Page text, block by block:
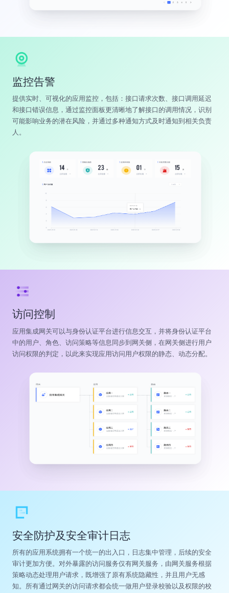
监控告警
提供实时、可视化的应用监控，包括：接口请求次数、接口调用延迟
和接口错误信息，通过监控面板更清晰地了解接口的调用情况，识别
可能影响业务的潜在风险，并通过多种通知方式及时通知到相关负责
人。
访问控制
应用集成网关可以与身份认证平台进行信息交互，并将身份认证平台
中的用户、角色、访问策略等信息同步到网关侧，在网关侧进行用户
访问权限的判定，以此来实现应用访问用户权限的静态、动态分配。
安全防护及安全审计日志
所有的应用系统拥有一个统一的出入口，日志集中管理，后续的安全
审计更加方便。对外暴露的访问服务仅有网关服务，由网关服务根据
策略动态处理用户请求，既增强了原有系统隐藏性，并且用户无感
知。所有通过网关的访问请求都会统一做用户登录校验以及权限的校